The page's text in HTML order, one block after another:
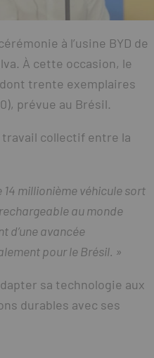
à l’usine BYD de
À cette occasion, le
trente exemplaires
prévue au Brésil.
travail collectif entre la
millionième véhicule sort
au monde
d’une avancée
pour le Brésil. »
sa technologie aux
durables avec ses